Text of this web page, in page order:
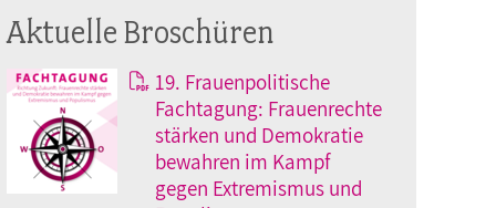
Aktuelle Broschüren
19. Frauenpolitische
Fachtagung: Frauenrechte
stärken und Demokratie
bewahren im Kampf
gegen Extremismus und